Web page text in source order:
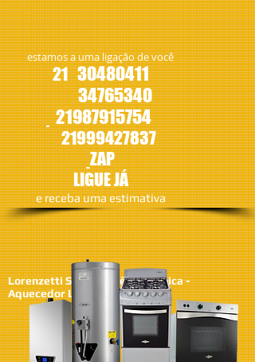
estamos a uma ligação de você
2130480411
34765340
21987915754
21999427837
ZAP
LIGUE JÁ
​e receba uma estimativa
Lorenzetti SA - Assistêcia Técnica -
Aquecedor Lorenzetti